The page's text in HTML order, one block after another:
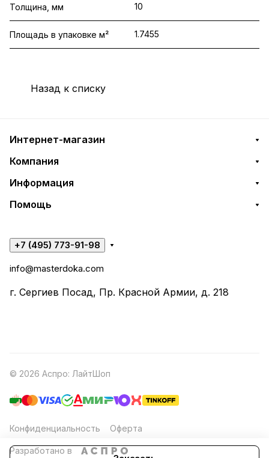
Толщина, мм 10
Площадь в упаковке м² 1.7455
Назад к списку
Интернет-магазин
Компания
Информация
Помощь
+7 (495) 773-91-98
info@masterdoka.com
г. Сергиев Посад, Пр. Красной Армии, д. 218
© 2026 Аспро: ЛайтШоп
Конфиденциальность Оферта
Разработано в